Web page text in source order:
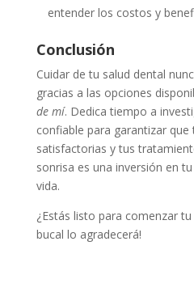
entender los costos y
Conclusión
Cuidar de tu salud dental
gracias a las opciones
de mí. Dedica tiempo a
confiable para garantizar que
satisfactorias y tus
sonrisa es una inversión en
vida.
¿Estás listo para comenzar tu
bucal lo agradecerá!